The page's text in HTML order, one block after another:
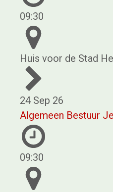
09:30
Huis voor de Stad
24 Sep 26
Algemeen Bestuur
09:30